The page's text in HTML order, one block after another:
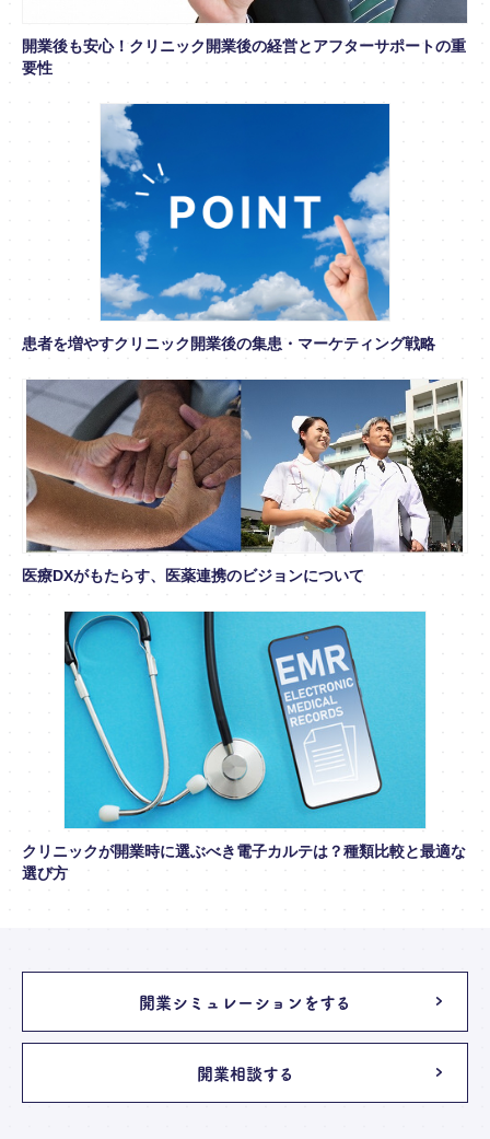
開業後も安心！クリニック開業後の経営とアフターサポートの重
要性
患者を増やすクリニック開業後の集患・マーケティング戦略
医療DXがもたらす、医薬連携のビジョンについて
クリニックが開業時に選ぶべき電子カルテは？種類比較と最適な
選び方
開業シミュレーションをする
開業相談する